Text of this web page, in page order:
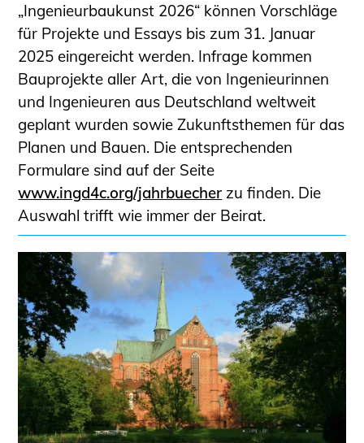
„Ingenieurbaukunst 2026“ können Vorschläge
für Projekte und Essays bis zum 31. Januar
2025 eingereicht werden. Infrage kommen
Bauprojekte aller Art, die von Ingenieurinnen
und Ingenieuren aus Deutschland weltweit
geplant wurden sowie Zukunftsthemen für das
Planen und Bauen. Die entsprechenden
Formulare sind auf der Seite
www.ingd4c.org/jahrbuecher zu finden. Die
Auswahl trifft wie immer der Beirat.